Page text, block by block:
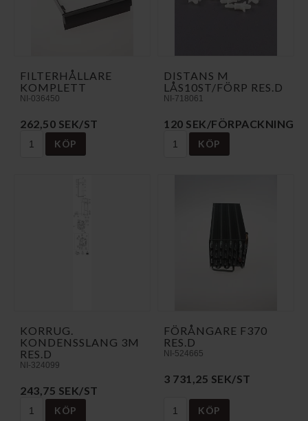
FILTERHÅLLARE
KOMPLETT
NI-036450
262,50 SEK/ST
KÖP
DISTANS M
LÅS10ST/FÖRP RES.D
NI-718061
120 SEK/FÖRPACKNING
KÖP
KORRUG.
KONDENSSLANG 3M
RES.D
NI-324099
243,75 SEK/ST
KÖP
FÖRÅNGARE F370
RES.D
NI-524665
3 731,25 SEK/ST
KÖP